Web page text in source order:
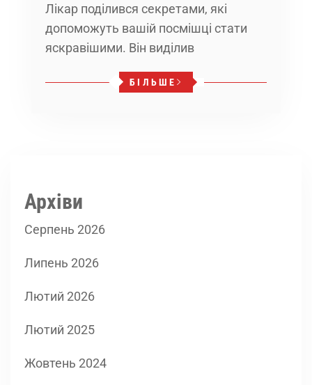
Лікар поділився секретами, які
допоможуть вашій посмішці стати
яскравішими. Він виділив
БІЛЬШЕ
Архіви
Серпень 2026
Липень 2026
Лютий 2026
Лютий 2025
Жовтень 2024